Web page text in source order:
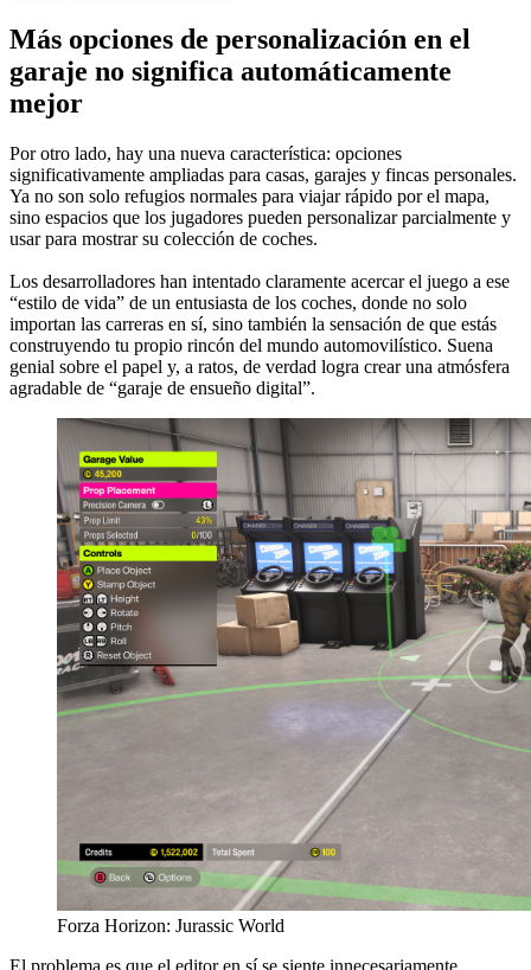
Más opciones de personalización en el
garaje no significa automáticamente
mejor
Por otro lado, hay una nueva característica: opciones
significativamente ampliadas para casas, garajes y fincas personales.
Ya no son solo refugios normales para viajar rápido por el mapa,
sino espacios que los jugadores pueden personalizar parcialmente y
usar para mostrar su colección de coches.
Los desarrolladores han intentado claramente acercar el juego a ese
“estilo de vida” de un entusiasta de los coches, donde no solo
importan las carreras en sí, sino también la sensación de que estás
construyendo tu propio rincón del mundo automovilístico. Suena
genial sobre el papel y, a ratos, de verdad logra crear una atmósfera
agradable de “garaje de ensueño digital”.
Forza Horizon: Jurassic World
El problema es que el editor en sí se siente innecesariamente